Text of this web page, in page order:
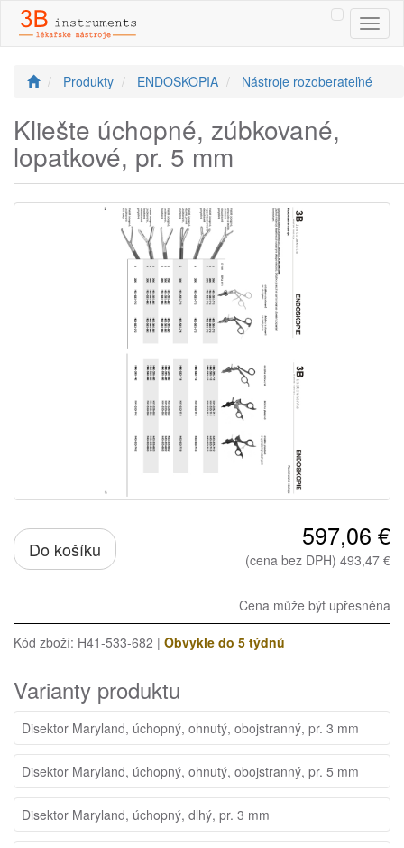
Produkty ENDOSKOPIA Nástroje rozoberateľné
Kliešte úchopné, zúbkované,
lopatkové, pr. 5 mm
Do košíku 597,06 €
(cena bez DPH) 493,47 €
Cena může být upřesněna
Kód zboží: H41-533-682 | Obvykle do 5 týdnů
Varianty produktu
Disektor Maryland, úchopný, ohnutý, obojstranný, pr. 3 mm
Disektor Maryland, úchopný, ohnutý, obojstranný, pr. 5 mm
Disektor Maryland, úchopný, dlhý, pr. 3 mm